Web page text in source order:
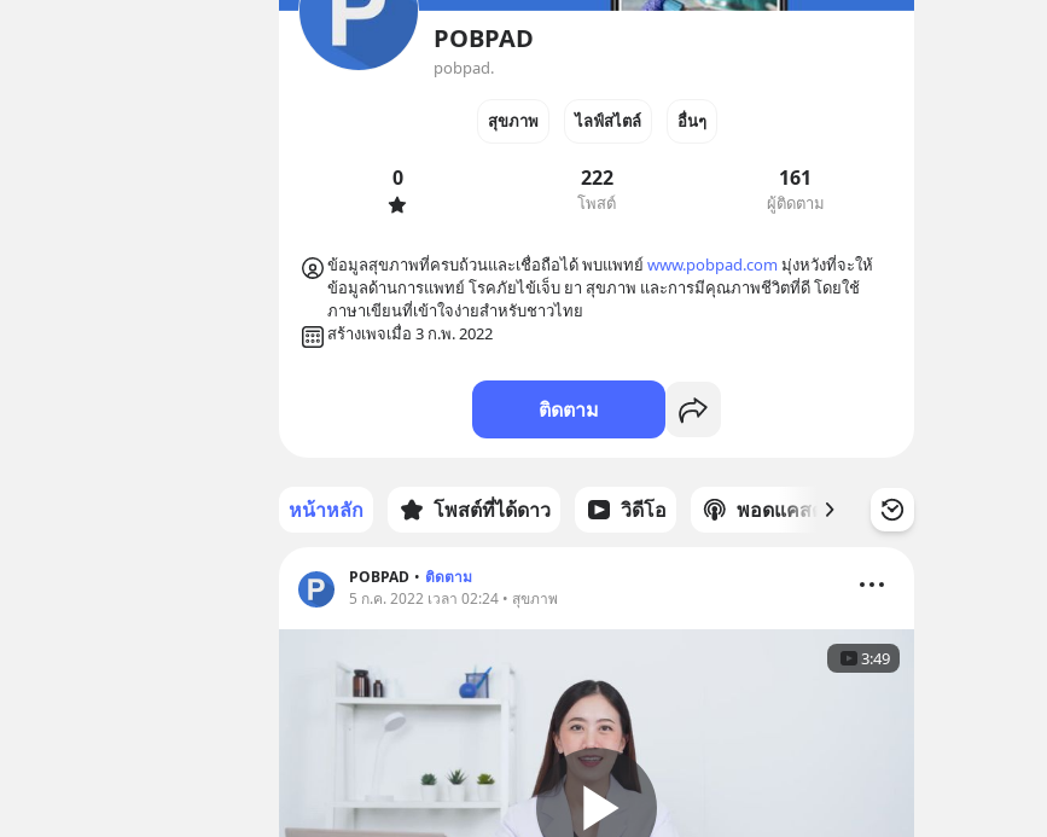
POBPAD
pobpad.
สุขภาพ ไลฟ์สไตล์ อื่นๆ
0 222
โพสต์
161
ผู้ติดตาม
ข้อมูลสุขภาพที่ครบถ้วนและเชื่อถือได้ พบแพทย์ www.pobpad.com มุ่งหวังที่จะให้
ข้อมูลด้านการแพทย์ โรคภัยไข้เจ็บ ยา สุขภาพ และการมีคุณภาพชีวิตที่ดี โดยใช้
ภาษาเขียนที่เข้าใจง่ายสำหรับชาวไทย
สร้างเพจเมื่อ 3 ก.พ. 2022
ติดตาม
หน้าหลัก โพสต์ที่ได้ดาว วิดีโอ พอดแคสต์ ซีรีส์
POBPAD • ติดตาม
5 ก.ค. 2022 เวลา 02:24 • สุขภาพ
3:49